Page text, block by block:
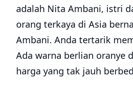
adalah Nita Ambani, istri
orang terkaya di Asia
Ambani. Anda tertarik
Ada warna berlian oranye
harga yang tak jauh